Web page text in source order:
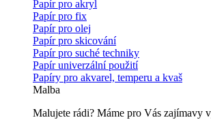
Papír pro akryl
Papír pro fix
Papír pro olej
Papír pro skicování
Papír pro suché techniky
Papír univerzální použití
Papíry pro akvarel, temperu a kvaš
Malba
Malujete rádi? Máme pro Vás zajímavy